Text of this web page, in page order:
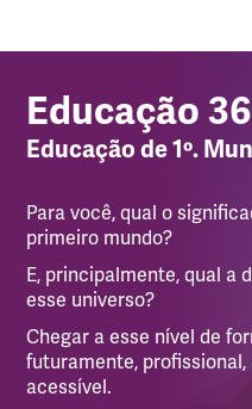
Educação
Educação de 1º.
Para você, qual o
primeiro mundo?
E, principalmente, qual a
esse universo?
Chegar a esse nível de
futuramente,
acessível.